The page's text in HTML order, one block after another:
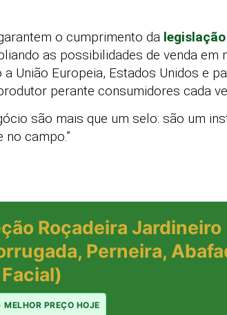
o cumprimento da legislação
as possibilidades de venda em
União Europeia, Estados Unidos e
perante consumidores cada
são mais que um selo: são um
campo.”
Roçadeira
Perneira,
MELHOR PREÇO HOJE